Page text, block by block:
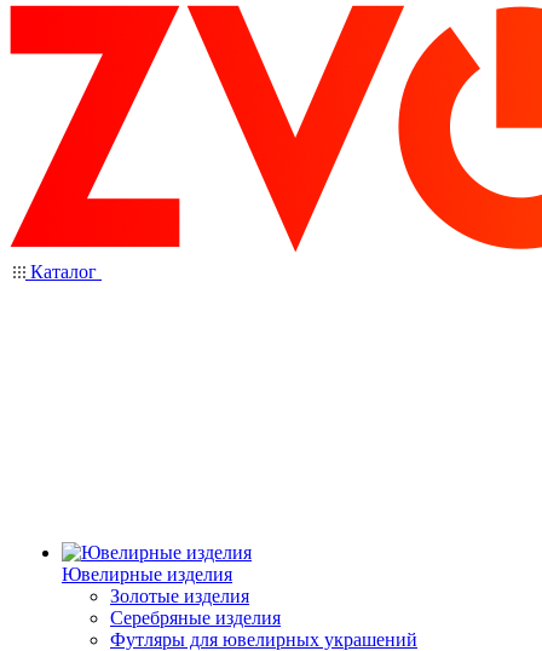
Каталог
Ювелирные изделия
Золотые изделия
Серебряные изделия
Футляры для ювелирных украшений